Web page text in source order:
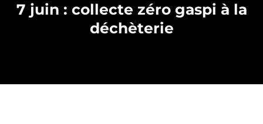
7 juin : collecte zéro gaspi à la
déchèterie